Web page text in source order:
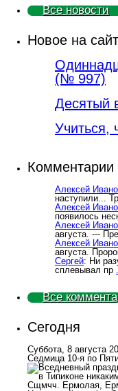
Все новости
Новое на
(№ 997)
Деcятый
Учиться,
Комментарии
Алексей
наступили...
Алексей
появилось
Алексей
августа. ---
Алексей
августа.
Сергей: Ни
сплевывал пр
Все
Сегодня
Суббота, 8 августа
Седмица 10-я по
Сщмчч. Ермолая,